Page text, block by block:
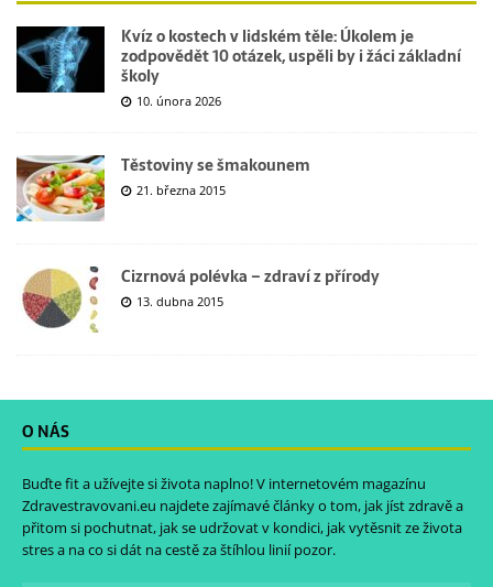
Kvíz o kostech v lidském těle: Úkolem je
zodpovědět 10 otázek, uspěli by i žáci základní
školy
10. února 2026
Těstoviny se šmakounem
21. března 2015
Cizrnová polévka – zdraví z přírody
13. dubna 2015
O NÁS
Buďte fit a užívejte si života naplno! V internetovém magazínu
Zdravestravovani.eu najdete zajímavé články o tom, jak jíst zdravě a
přitom si pochutnat, jak se udržovat v kondici, jak vytěsnit ze života
stres a na co si dát na cestě za štíhlou linií pozor.